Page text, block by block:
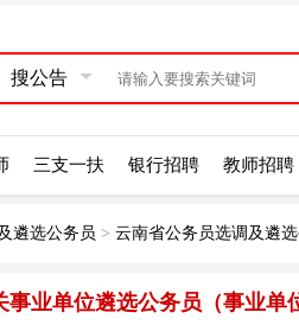
搜公告
三支一扶 银行招聘 教师招聘
遴选公务员 > 云南省公务员选调及遴
事业单位遴选公务员（事业单